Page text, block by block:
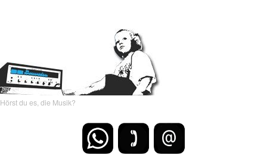
Hörst du es, die Musik?